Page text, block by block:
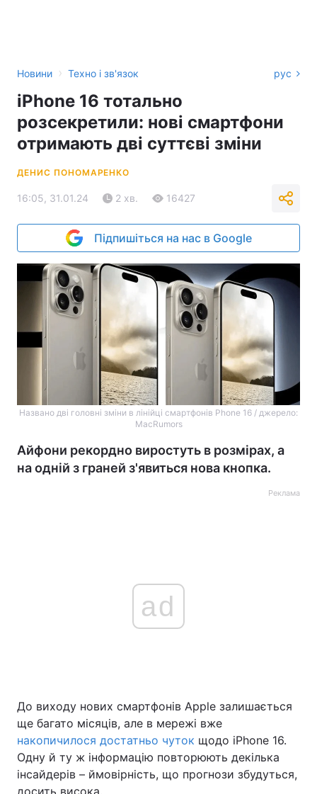
Новини › Техно і зв'язок рус
iPhone 16 тотально
розсекретили: нові смартфони
отримають дві суттєві зміни
ДЕНИС ПОНОМАРЕНКО
16:05, 31.01.24 2 хв. 16427
Підпишіться на нас в Google
Названо дві головні зміни в лінійці смартфонів Phone 16 / джерело:
MacRumors
Айфони рекордно виростуть в розмірах, а
на одній з граней з'явиться нова кнопка.
Реклама
ad
До виходу нових смартфонів Apple залишається
ще багато місяців, але в мережі вже
накопичилося достатньо чуток щодо iPhone 16.
Одну й ту ж інформацію повторюють декілька
інсайдерів – ймовірність, що прогнози збудуться,
досить висока.